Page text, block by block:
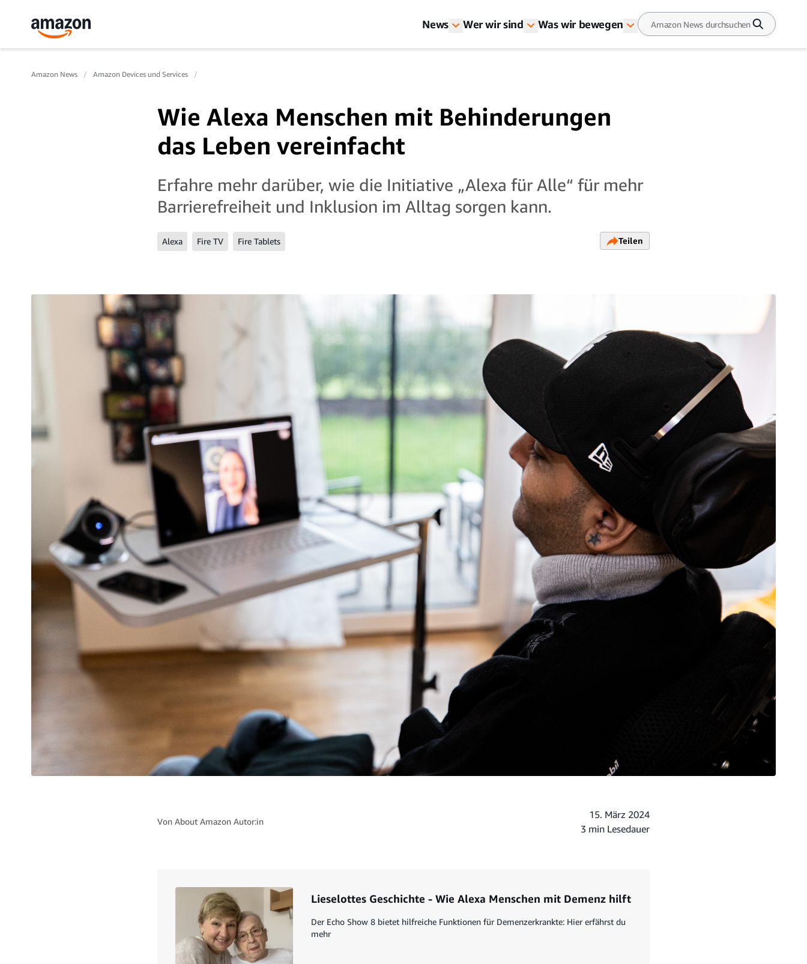
News Wer wir sind Was wir bewegen
Amazon News Amazon Devices und Services
Wie Alexa Menschen mit Behinderungen
das Leben vereinfacht
Erfahre mehr darüber, wie die Initiative „Alexa für Alle“ für mehr
Barrierefreiheit und Inklusion im Alltag sorgen kann.
Alexa Fire TV Fire Tablets Teilen
Von About Amazon Autor:in
15. März 2024
3 min Lesedauer
Lieselottes Geschichte - Wie Alexa Menschen mit Demenz hilft
Der Echo Show 8 bietet hilfreiche Funktionen für Demenzerkrankte: Hier erfährst du
mehr